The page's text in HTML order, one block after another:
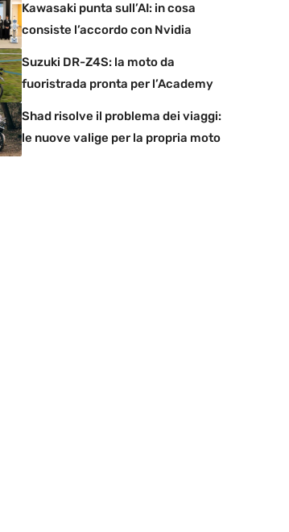
Kawasaki punta sull’AI: in cosa
consiste l’accordo con Nvidia
Suzuki DR-Z4S: la moto da
fuoristrada pronta per l’Academy
Shad risolve il problema dei viaggi:
le nuove valige per la propria moto